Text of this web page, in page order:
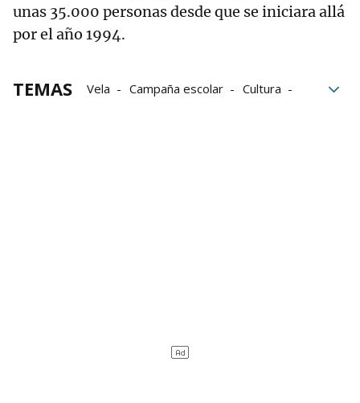
unas 35.000 personas desde que se iniciara allá
por el año 1994.
TEMAS Vela Campaña escolar
Cultura